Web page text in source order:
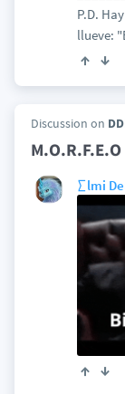
P.D.
llueve:
Discussion on
∑lmi